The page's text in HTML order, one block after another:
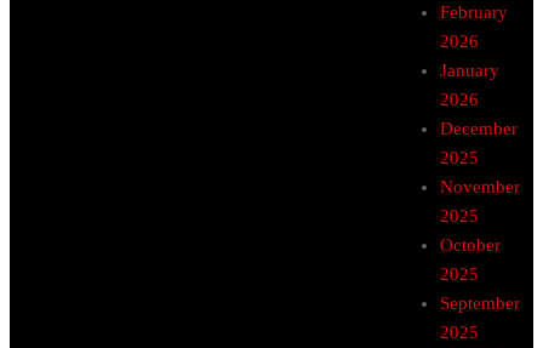
February
2026
January
2026
December
2025
November
2025
October
2025
September
2025